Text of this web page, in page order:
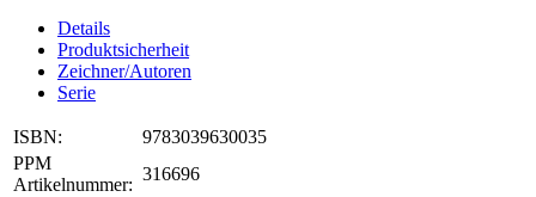
Details
Produktsicherheit
Zeichner/Autoren
Serie
ISBN:
9783039630035
PPM
Artikelnummer:
316696